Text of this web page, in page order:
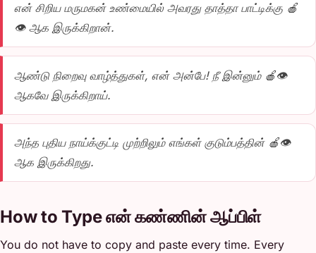
என் சிறிய மருமகன் உண்மையில் அவரது தாத்தா பாட்டிக்கு 🍎
👁️ ஆக இருக்கிறான்.
ஆண்டு நிறைவு வாழ்த்துகள், என் அன்பே! நீ இன்னும் 🍎👁️
ஆகவே இருக்கிறாய்.
அந்த புதிய நாய்க்குட்டி முற்றிலும் எங்கள் குடும்பத்தின் 🍎👁️
ஆக இருக்கிறது.
How to Type என் கண்ணின் ஆப்பிள்
You do not have to copy and paste every time. Every